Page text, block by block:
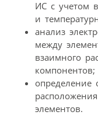
ИС с учетом
и
анализ
между
взаимного
компонентов;
определение
элементов.